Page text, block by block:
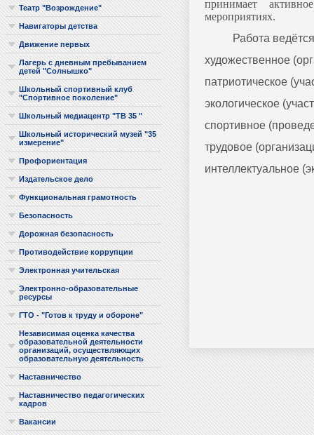
Театр "Возрождение"
Навигаторы детства
Движение первых
Лагерь с дневным пребыванием
детей "Солнышко"
Школьный спортивный клуб
"Спортивное поколение"
Школьный медиацентр "ТВ 35 "
Школьный исторический музей "35
измерение"
Профориентация
Издательское дело
Функциональная грамотность
Безопасность
Дорожная безопасность
Противодействие коррупции
Электронная учительская
Электронно-образовательные
ресурсы
ГТО - "Готов к труду и обороне"
Независимая оценка качества
образовательной деятельности
организаций, осуществляющих
образовательную деятельность
Наставничество
Наставничество педагогических
кадров
Вакансии
принимает
мероприятиях.
Работа ведётся
художественное
патриотическое
экологическое
спортивное
трудовое
интеллектуальное